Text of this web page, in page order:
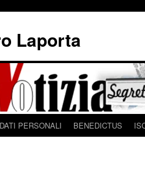
Laporta
PERSONALI BENEDICTUS